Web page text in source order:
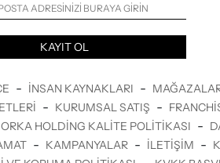
KAYIT OL
- İNSAN KAYNAKLARI -
- KURUMSAL SATIŞ -
ORKA HOLDING KALITE POLITIKASI -
- KAMPANYALAR - İLETİŞİM -